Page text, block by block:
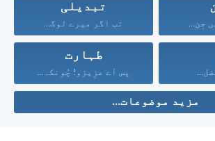
جِن...
تبدیلی
تب اگر میرے لوگ...
طہارت
پس اَے عزِیزو! چُونکہ...
مزید موضوعات...